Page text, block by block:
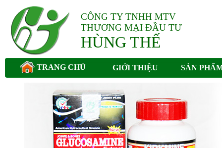
CÔNG TY TNHH MTV
THƯƠNG MẠI ĐẦU TƯ
HÙNG THẾ
TRANG CHỦ GIỚI THIỆU SẢN